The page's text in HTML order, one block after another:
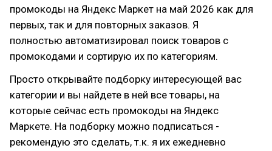
промокоды на Яндекс Маркет на май 2026 как для
первых, так и для повторных заказов. Я
полностью автоматизировал поиск товаров с
промокодами и сортирую их по категориям.
Просто открывайте подборку интересующей вас
категории и вы найдете в ней все товары, на
которые сейчас есть промокоды на Яндекс
Маркете. На подборку можно подписаться -
рекомендую это сделать, т.к. я их ежедневно